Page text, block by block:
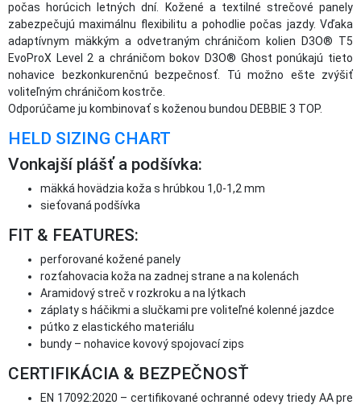
počas horúcich letných dní. Kožené a textilné strečové panely
zabezpečujú maximálnu flexibilitu a pohodlie počas jazdy. Vďaka
adaptívnym mäkkým a odvetraným chráničom kolien D3O® T5
EvoProX Level 2 a chráničom bokov D3O® Ghost ponúkajú tieto
nohavice bezkonkurenčnú bezpečnosť. Tú možno ešte zvýšiť
voliteľným chráničom kostrče.
Odporúčame ju kombinovať s koženou bundou DEBBIE 3 TOP.
HELD SIZING CHART
Vonkajší plášť a podšívka:
mäkká hovädzia koža s hrúbkou 1,0-1,2 mm
sieťovaná podšívka
FIT & FEATURES:
perforované kožené panely
rozťahovacia koža na zadnej strane a na kolenách
Aramidový streč v rozkroku a na lýtkach
záplaty s háčikmi a slučkami pre voliteľné kolenné jazdce
pútko z elastického materiálu
bundy – nohavice kovový spojovací zips
CERTIFIKÁCIA & BEZPEČNOSŤ
EN 17092:2020 – certifikované ochranné odevy triedy AA pre